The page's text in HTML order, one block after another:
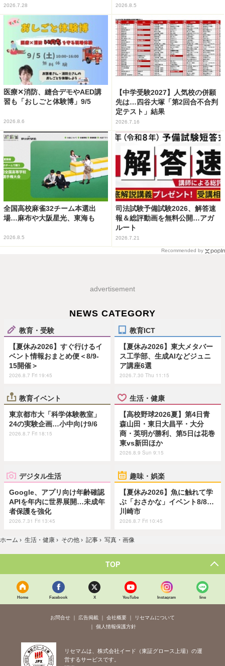
2026.7.28 2026.8.5
医療✕消防、縫合デモやAED講
習も「おしごと体験博」9/5
2026.8.6
【中学受験2027】人気校の併願
先は…四谷大塚「第2回合不合判
定テスト」結果
2026.7.16
全国高校麻雀32チーム本選出
場…麻布や大阪星光、東海も
2026.8.5
司法試験予備試験2026、解答速
報＆総評動画を無料公開…アガ
ルート
2026.7.21
Recommended by
advertisement
NEWS CATEGORY
教育・受験
【夏休み2026】すぐ行けるイ
ベント情報おまとめ便＜8/9-
15開催＞
2026.8.7 Fri 19:45
教育ICT
【夏休み2026】東大メタバー
ス工学部、生成AIなどジュニ
ア講座6選
2026.7.30 Thu 11:15
教育イベント
東京都市大「科学体験教室」
24の実験企画…小中向け9/6
2026.8.7 Fri 18:15
生活・健康
【高校野球2026夏】第4日青
森山田・東日大昌平・大分
商・英明が勝利、第5日は花巻
東vs新田ほか
2026.8.9 Sun 9:15
デジタル生活
Google、アプリ向け年齢確認
APIを年内に世界展開…未成年
者保護を強化
2026.7.31 Fri 13:45
趣味・娯楽
【夏休み2026】魚に触れて学
ぶ「おさかな」イベント8/8…
川崎市
2026.8.7 Fri 10:45
ホーム › 生活・健康 › その他 › 記事 › 写真・画像
TOP
Home Facebook X YouTube Instagram line
お問合せ 広告掲載 会社概要
リセマムについて
個人情報保護方針
リセマムは、株式会社イード（東証グロース上場）の運
営するサービスです。